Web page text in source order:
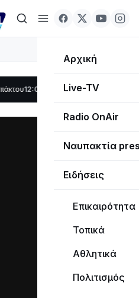
Αρχική
Live-TV
Radio OnAir
Ναυπακτία
Ειδήσεις
Επικαιρότητα
Τοπικά
Αθλητικά
Πολιτισμός
Σε τροχιά υλοποίησης η Παράκαμψη